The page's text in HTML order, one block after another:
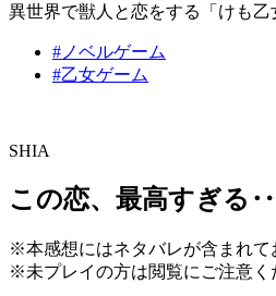
異世界で獣人と恋をする「けも乙
#ノベルゲーム
#乙女ゲーム
SHIA
この恋、最高すぎる
※本感想にはネタバレが含まれて
※未プレイの方は閲覧にご注意く